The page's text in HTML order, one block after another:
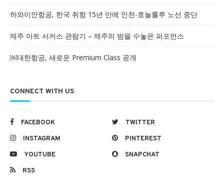
하와이안항공, 한국 취항 15년 만에 인천-호놀룰루 노선 중단
제주 아트 서커스 관람기 – 제주의 밤을 수놓은 퍼포먼스
￼대한항공, 새로운 Premium Class 공개
CONNECT WITH US
FACEBOOK
TWITTER
INSTAGRAM
PINTEREST
YOUTUBE
SNAPCHAT
RSS